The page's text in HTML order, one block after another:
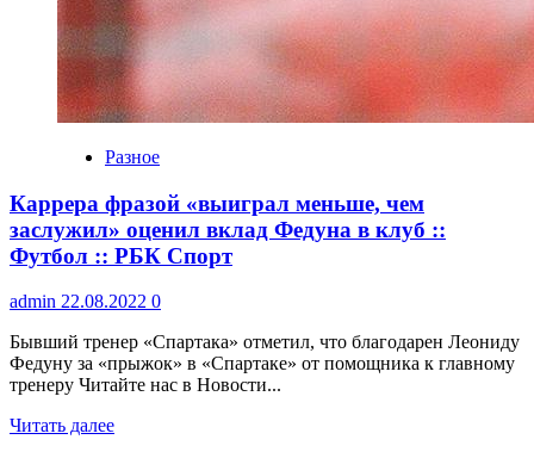
Разное
Каррера фразой «выиграл меньше, чем
заслужил» оценил вклад Федуна в клуб ::
Футбол :: РБК Спорт
admin 22.08.2022 0
Бывший тренер «Спартака» отметил, что благодарен Леониду
Федуну за «прыжок» в «Спартаке» от помощника к главному
тренеру Читайте нас в Новости...
Читать далее